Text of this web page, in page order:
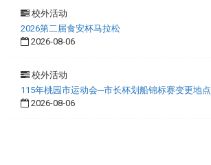
校外活动
2026第二届食安杯马拉松
2026-08-06
校外活动
115年桃园市运动会─市长杯划船锦标赛变更地点
2026-08-06